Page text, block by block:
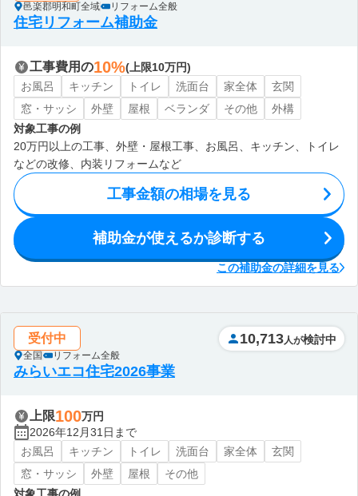
邑楽郡明和町全域 リフォーム全般
住宅リフォーム補助金
工事費用の10%(上限10万円)
お風呂
キッチン トイレ 洗面台 家全体
玄関
窓・サッシ
外壁 屋根 ベランダ その他
外構
対象工事の例
20万円以上の工事、外壁・屋根工事、お風呂、キッチン、トイレ
などの改修、内装リフォームなど
工事金額の相場を見る
補助金が使えるか診断する
この補助金の詳細を見る
受付中
全国 リフォーム全般
10,713 人が検討中
みらいエコ住宅2026事業
上限100万円
2026年12月31日まで
お風呂
キッチン トイレ 洗面台 家全体
玄関
窓・サッシ
外壁 屋根
その他